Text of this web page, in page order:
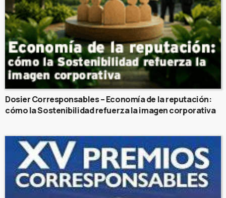
Dosier Corresponsables – Economía de la reputación:
cómo la Sostenibilidad refuerza la imagen corporativa